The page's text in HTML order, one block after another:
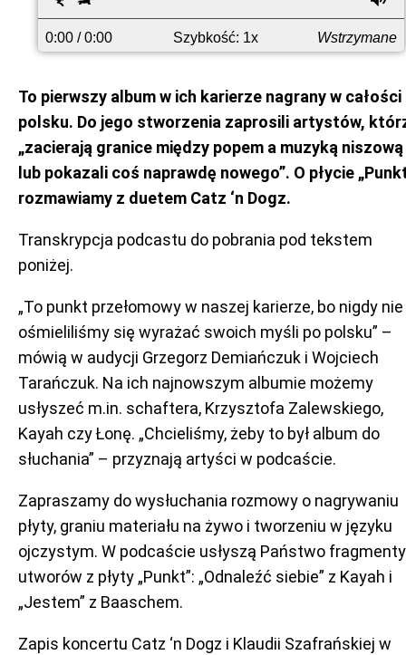
przodu
0:00 / 0:00 Szybkość: 1x Wstrzymane
To pierwszy album w ich karierze nagrany w całości
polsku. Do jego stworzenia zaprosili artystów,
„zacierają granice między popem a muzyką niszową
lub pokazali coś naprawdę nowego”. O płycie
rozmawiamy z duetem Catz ‘n Dogz.
Transkrypcja podcastu do pobrania pod tekstem
poniżej.
„To punkt przełomowy w naszej karierze, bo nigdy nie
ośmieliliśmy się wyrażać swoich myśli po polsku” –
mówią w audycji Grzegorz Demiańczuk i Wojciech
Tarańczuk. Na ich najnowszym albumie możemy
usłyszeć m.in. schaftera, Krzysztofa Zalewskiego,
Kayah czy Łonę. „Chcieliśmy, żeby to był album do
słuchania” – przyznają artyści w podcaście.
Zapraszamy do wysłuchania rozmowy o nagrywaniu
płyty, graniu materiału na żywo i tworzeniu w języku
ojczystym. W podcaście usłyszą Państwo fragmenty
utworów z płyty „Punkt”: „Odnaleźć siebie” z Kayah i
„Jestem” z Baaschem.
Zapis koncertu Catz ‘n Dogz i Klaudii Szafrańskiej w